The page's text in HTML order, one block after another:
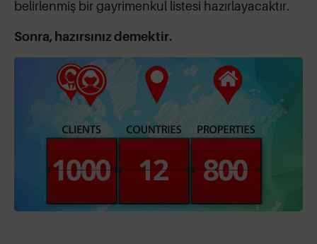
belirlenmiş bir gayrimenkul listesi hazırlayacaktır.
Sonra, hazırsınız demektir.